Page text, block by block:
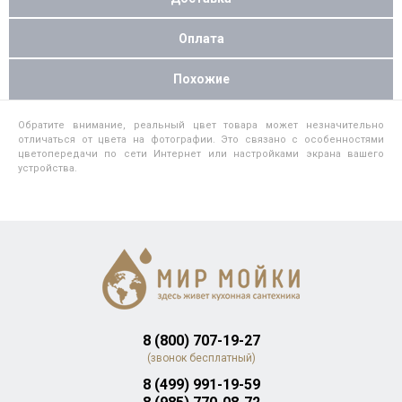
Оплата
Похожие
Обратите внимание, реальный цвет товара может незначительно
отличаться от цвета на фотографии. Это связано с особенностями
цветопередачи по сети Интернет или настройками экрана вашего
устройства.
8 (800) 707-19-27
(звонок бесплатный)
8 (499) 991-19-59